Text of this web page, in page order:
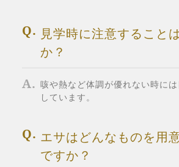
見学時に注意すること
か？
咳や熱など体調が優れない時に
しています。
エサはどんなものを用
ですか？